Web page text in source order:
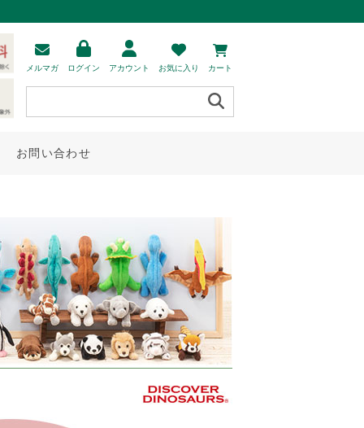
メルマガ ログイン アカウント お気に入り カート
お問い合わせ